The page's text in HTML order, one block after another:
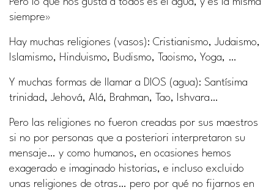
siempre»
Hay muchas religiones (vasos): Cristianismo, Judaismo,
Islamismo, Hinduismo, Budismo, Taoismo, Yoga, …
Y muchas formas de llamar a DIOS (agua): Santísima
trinidad, Jehová, Alá, Brahman, Tao, Ishvara…
Pero las religiones no fueron creadas por sus maestros
si no por personas que a posteriori interpretaron su
mensaje… y como humanos, en ocasiones hemos
exagerado e imaginado historias, e incluso excluido
unas religiones de otras… pero por qué no fijarnos en